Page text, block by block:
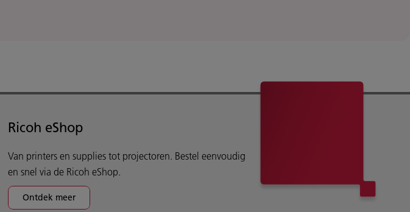
Ricoh eShop
Van printers en supplies tot projectoren. Bestel eenvoudig
en snel via de Ricoh eShop.
Ontdek meer